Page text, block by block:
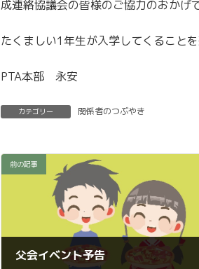
成連絡協議会の皆様のご協力のおかげ
たくましい1年生が入学してくること
PTA本部 永安
カテゴリー 関係者のつぶやき
前の記事
父会イベント予告